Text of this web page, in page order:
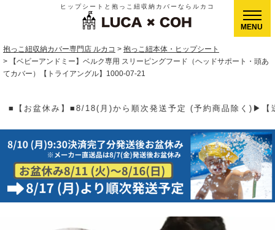
ヒップシートと抱っこ紐収納カバーならルカコ
抱っこ紐収納カバー専門店 ルカコ
抱っこ紐本体・ヒップシート
【ベビーアンドミー】ベルク専用 スリーピングフード（ヘッドサポート・頭あ
てカバー）【トライアングル】1000-07-21
予約商品除く)▶【送料】ゆうパケット400円(全国一律)、